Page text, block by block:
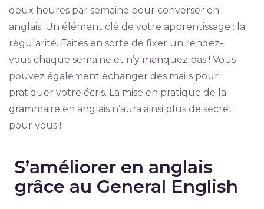
deux heures par semaine pour converser en
anglais. Un élément clé de votre apprentissage : la
régularité. Faites en sorte de fixer un rendez-
vous chaque semaine et n’y manquez pas ! Vous
pouvez également échanger des mails pour
pratiquer votre écris. La mise en pratique de la
grammaire en anglais n’aura ainsi plus de secret
pour vous !
S’améliorer en anglais
grâce au General English